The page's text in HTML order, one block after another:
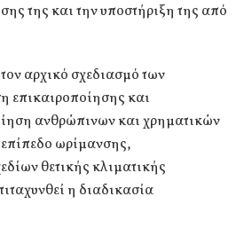
της και την υποστήριξη της από
αρχικό σχεδιασμό των
επικαιροποίησης και
ανθρώπινων και χρηματικών
ωρίμανσης,
θετικής κλιματικής
η διαδικασία